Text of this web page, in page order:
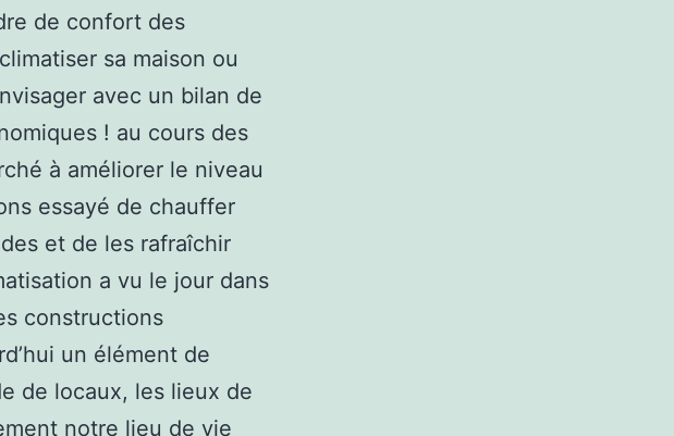
de confort des
sa maison ou
avec un bilan de
! au cours des
à améliorer le niveau
essayé de chauffer
et de les rafraîchir
a vu le jour dans
constructions
un élément de
de locaux, les lieux de
notre lieu de vie